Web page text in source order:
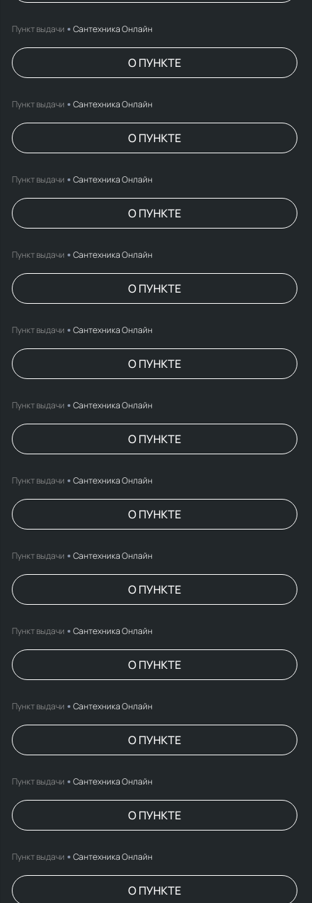
Пункт выдачи Сантехника Онлайн
О ПУНКТЕ
Пункт выдачи Сантехника Онлайн
О ПУНКТЕ
Пункт выдачи Сантехника Онлайн
О ПУНКТЕ
Пункт выдачи Сантехника Онлайн
О ПУНКТЕ
Пункт выдачи Сантехника Онлайн
О ПУНКТЕ
Пункт выдачи Сантехника Онлайн
О ПУНКТЕ
Пункт выдачи Сантехника Онлайн
О ПУНКТЕ
Пункт выдачи Сантехника Онлайн
О ПУНКТЕ
Пункт выдачи Сантехника Онлайн
О ПУНКТЕ
Пункт выдачи Сантехника Онлайн
О ПУНКТЕ
Пункт выдачи Сантехника Онлайн
О ПУНКТЕ
Пункт выдачи Сантехника Онлайн
О ПУНКТЕ